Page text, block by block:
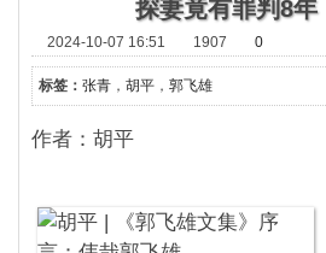
探妻竟有罪判8
2024-10-07 16:51 1907 0
标签： 张青 ， 胡平 ， 郭飞雄
作者：胡平